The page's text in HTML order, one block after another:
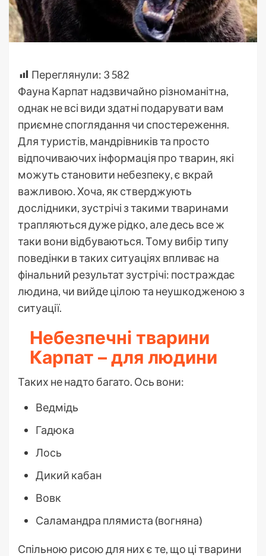
Переглянули: 3 582
Фауна Карпат надзвичайно різноманітна,
однак не всі види здатні подарувати вам
приємне споглядання чи спостереження.
Для туристів, мандрівників та просто
відпочиваючих інформація про тварин, які
можуть становити небезпеку, є вкрай
важливою. Хоча, як стверджують
дослідники, зустрічі з такими тваринами
трапляються дуже рідко, але десь все ж
таки вони відбуваються. Тому вибір типу
поведінки в таких ситуаціях впливає на
фінальний результат зустрічі: постраждає
людина, чи вийде цілою та неушкодженою з
ситуації.
Небезпечні тварини
Карпат – для людини
Таких не надто багато. Ось вони:
Ведмідь
Гадюка
Лось
Дикий кабан
Вовк
Саламандра плямиста (вогняна)
Спільною рисою для них є те, що ці тварини